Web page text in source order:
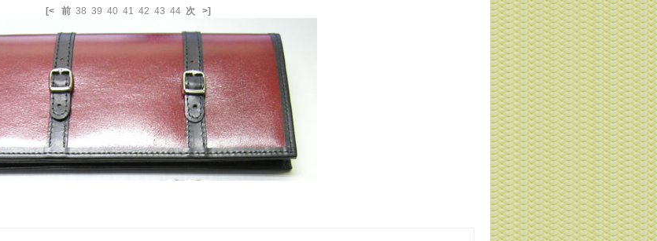
[< 前 38 39 40 41 42 43 44 次 >]